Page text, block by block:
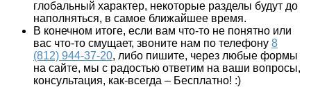
глобальный характер, некоторые разделы будут до
наполняться, в самое ближайшее время.
В конечном итоге, если вам что-то не понятно или
вас что-то смущает, звоните нам по телефону 8
(812) 944-37-20, либо пишите, через любые формы
на сайте, мы с радостью ответим на ваши вопросы,
консультация, как-всегда – Бесплатно! :)